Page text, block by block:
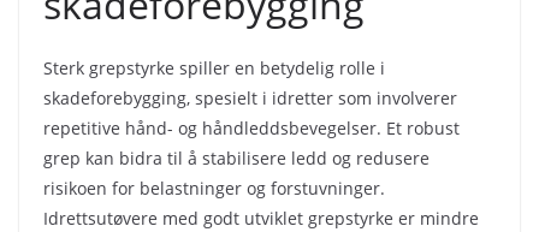
Sterk grepstyrke spiller en betydelig rolle i
skadeforebygging, spesielt i idretter som involverer
repetitive hånd- og håndleddsbevegelser. Et robust
grep kan bidra til å stabilisere ledd og redusere
risikoen for belastninger og forstuvninger.
Idrettsutøvere med godt utviklet grepstyrke er mindre